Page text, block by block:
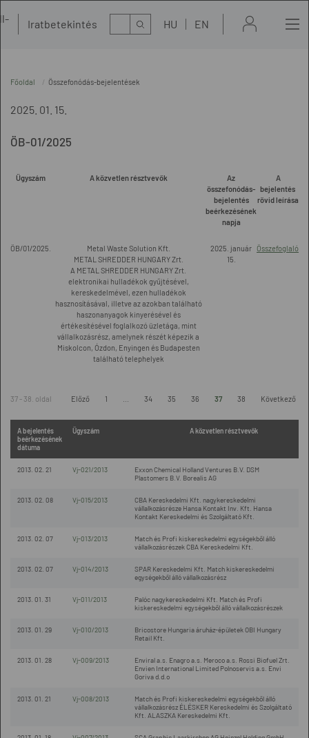
Iratbetekintés Kereső HU EN
Főoldal Összefonódás-bejelentések
2025. 01. 15.
ÖB-01/2025
Ügyszám A közvetlen résztvevők
Az
összefonódás-
bejelentés
beérkezésének
napja
A
bejelentés
rövid leírása
ÖB/01/2025.
Metal Waste Solution Kft.
METAL SHREDDER HUNGARY Zrt.
A METAL SHREDDER HUNGARY Zrt.
elektronikai hulladékok gyűjtésével,
kereskedelmével, ezen hulladékok
hasznosításával, illetve az azokban található
haszonanyagok kinyerésével és
értékesítésével foglalkozó üzletága, mint
vállalkozásrész, amelynek részét képezik a
Miskolcon, Ózdon, Enyingen és Budapesten
található telephelyek
2025. január
15.
Összefoglaló
37 - 38. oldal Előző 1 34 35 36 37 38 Következő
A bejelentés
beérkezésének
dátuma
Ügyszám A közvetlen résztvevők
2013. 02. 21 Vj-021/2013
Exxon Chemical Holland Ventures B.V. DSM
Plastomers B.V. Borealis AG
2013. 02. 08 Vj-015/2013
CBA Kereskedelmi Kft. nagykereskedelmi
vállalkozásrésze Hansa Kontakt Inv. Kft. Hansa
Kontakt Kereskedelmi és Szolgáltató Kft.
2013. 02. 07 Vj-013/2013
Match és Profi kiskereskedelmi egységekből álló
vállalkozásrészek CBA Kereskedelmi Kft.
2013. 02. 07 Vj-014/2013
SPAR Kereskedelmi Kft. Match kiskereskedelmi
egységekből álló vállalkozásrész
2013. 01. 31 Vj-011/2013
Palóc nagykereskedelmi Kft. Match és Profi
kiskereskedelmi egységekből álló vállalkozásrészek
2013. 01. 29 Vj-010/2013
Bricostore Hungaria áruház-épületek OBI Hungary
Retail Kft.
2013. 01. 28 Vj-009/2013
Enviral a.s. Enagro a.s. Meroco a.s. Rossi Biofuel Zrt.
Envien International Limited Polnoservis a.s. Envi
Goriva d.d.o
2013. 01. 21 Vj-008/2013
Match és Profi kiskereskedelmi egységekből álló
vállalkozásrész ÉLÉSKER Kereskedelmi és Szolgáltató
Kft. ALASZKA Kereskedelmi Kft.